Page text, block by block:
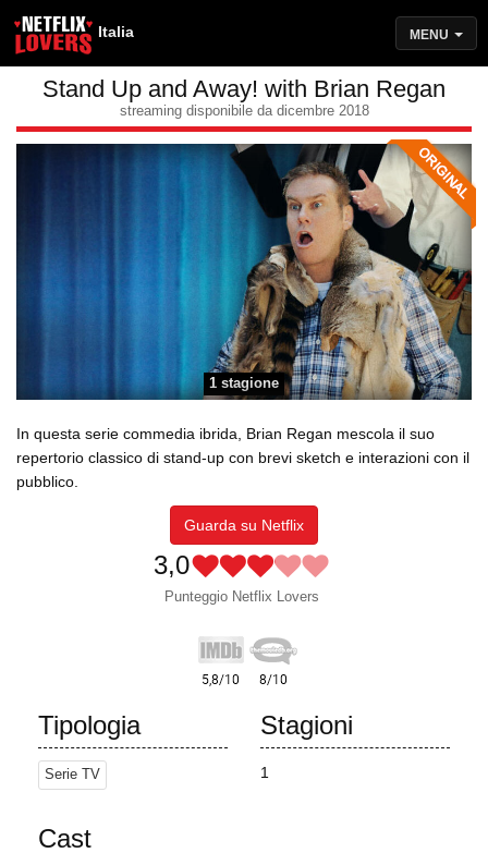
Italia MENU
Stand Up and Away! with Brian Regan
streaming disponibile da dicembre 2018
1 stagione
In questa serie commedia ibrida, Brian Regan mescola il suo
repertorio classico di stand-up con brevi sketch e interazioni con il
pubblico.
Guarda su Netflix
3,0
Punteggio Netflix Lovers
Tipologia
Serie TV
Stagioni
1
Cast